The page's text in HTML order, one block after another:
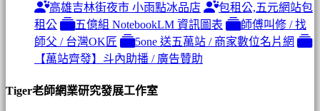
高雄吉林街夜市 小雨點冰品店
包租公,五元網站包
租公
五億組 NotebookLM 資訊圖表
師傅叫修 / 找
師父 / 台灣OK匠
5one 送五萬站 / 商家數位名片網
【萬站齊發】斗內助播 / 廣告贊助
Tiger老師網業研究發展工作室